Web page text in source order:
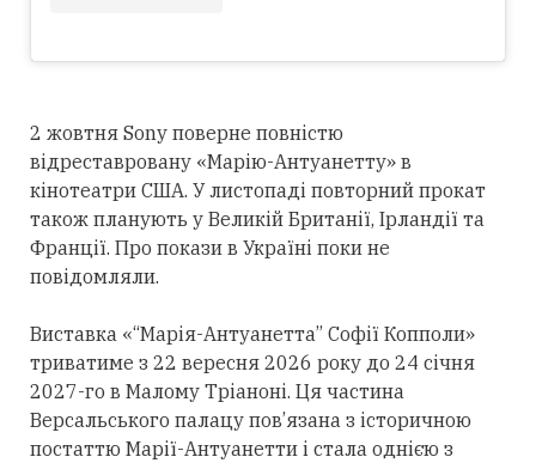
2 жовтня Sony поверне повністю
відреставровану «Марію-Антуанетту» в
кінотеатри США. У листопаді повторний прокат
також планують у Великій Британії, Ірландії та
Франції. Про покази в Україні поки не
повідомляли.
Виставка «“Марія-Антуанетта” Софії Копполи»
триватиме з 22 вересня 2026 року до 24 січня
2027-го в Малому Тріаноні. Ця частина
Версальського палацу пов’язана з історичною
постаттю Марії-Антуанетти і стала однією з